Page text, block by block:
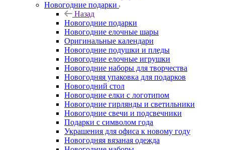
Новогодние подарки
Назад
Новогодние подарки
Новогодние елочные шары
Оригинальные календари
Новогодние подушки и пледы
Новогодние елочные игрушки
Новогодние наборы для творчества
Новогодняя упаковка для подарков
Новогодний стол
Новогодние елки с логотипом
Новогодние гирлянды и светильники
Новогодние свечи и подсвечники
Подарки с символом года
Украшения для офиса к новому году
Новогодняя вязаная одежда